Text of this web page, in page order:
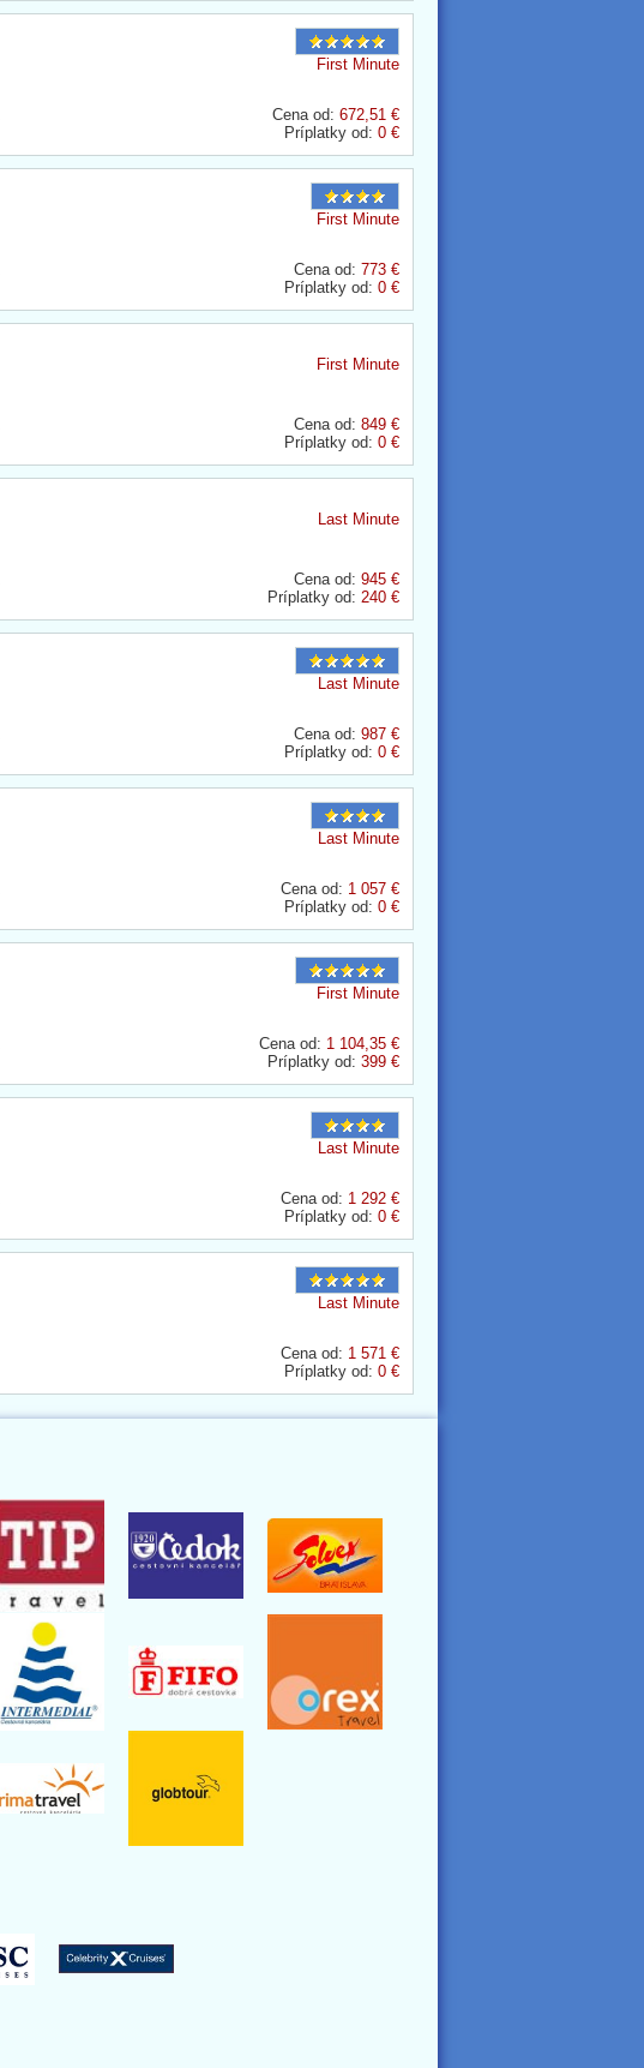
First Minute
Cena od: 672,51 €
Príplatky od: 0 €
First Minute
Cena od: 773 €
Príplatky od: 0 €
First Minute
Cena od: 849 €
Príplatky od: 0 €
Last Minute
Cena od: 945 €
Príplatky od: 240 €
Last Minute
Cena od: 987 €
Príplatky od: 0 €
Last Minute
Cena od: 1 057 €
Príplatky od: 0 €
First Minute
Cena od: 1 104,35 €
Príplatky od: 399 €
Last Minute
Cena od: 1 292 €
Príplatky od: 0 €
Last Minute
Cena od: 1 571 €
Príplatky od: 0 €